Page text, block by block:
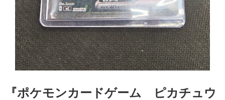
『ポケモンカードゲーム ピカチュウ